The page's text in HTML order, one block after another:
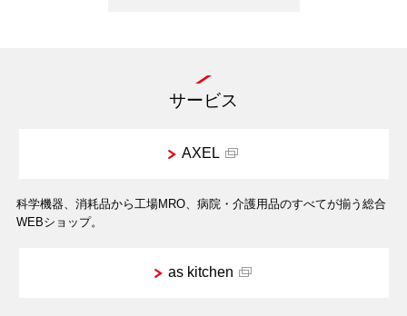
サービス
AXEL
科学機器、消耗品から工場MRO、病院・介護用品のすべてが揃う総合
WEBショップ。
as kitchen